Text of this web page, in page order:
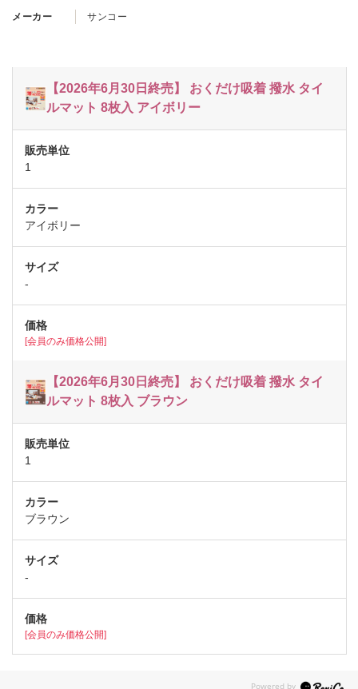
メーカー サンコー
【2026年6月30日終売】 おくだけ吸着 撥水 タイ
ルマット 8枚入 アイボリー
1
アイボリー
-
[会員のみ価格公開]
【2026年6月30日終売】 おくだけ吸着 撥水 タイ
ルマット 8枚入 ブラウン
1
ブラウン
-
[会員のみ価格公開]